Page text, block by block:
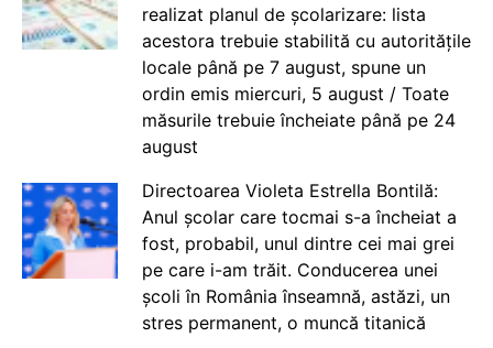
realizat planul de școlarizare: lista
acestora trebuie stabilită cu autoritățile
locale până pe 7 august, spune un
ordin emis miercuri, 5 august / Toate
măsurile trebuie încheiate până pe 24
august
Directoarea Violeta Estrella Bontilă:
Anul școlar care tocmai s-a încheiat a
fost, probabil, unul dintre cei mai grei
pe care i-am trăit. Conducerea unei
școli în România înseamnă, astăzi, un
stres permanent, o muncă titanică